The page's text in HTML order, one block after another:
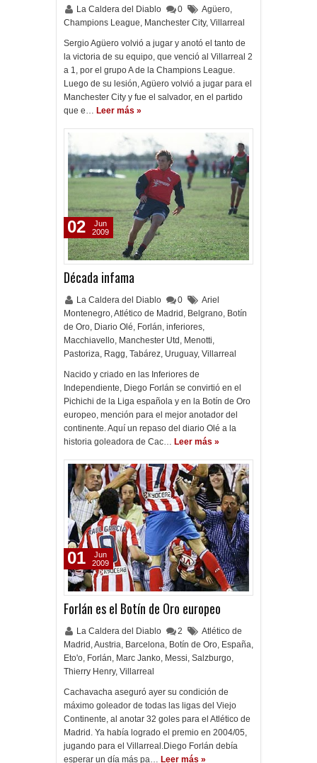
La Caldera del Diablo 0 Agüero,
Champions League, Manchester City, Villarreal
Sergio Agüero volvió a jugar y anotó el tanto de
la victoria de su equipo, que venció al Villarreal 2
a 1, por el grupo A de la Champions League.
Luego de su lesión, Agüero volvió a jugar para el
Manchester City y fue el salvador, en el partido
que e… Leer más »
Década infama
La Caldera del Diablo 0
Ariel
Montenegro,Atlético de Madrid , Belgrano, Botín
de Oro, Diario Olé, Forlán, inferiores,
Macchiavello, Manchester Utd , Menotti,
Pastoriza, Ragg, Tabárez, Uruguay, Villarreal
Nacido y criado en las Inferiores de
Independiente, Diego Forlán se convirtió en el
Pichichi de la Liga española y en la Botín de Oro
europeo, mención para el mejor anotador del
continente. Aquí un repaso del diario Olé a la
historia goleadora de Cac… Leer más »
02
Jun
2009
Forlán es el Botín de Oro europeo
La Caldera del Diablo 2
Atlético de
Madrid ,Austria, Barcelona, Botín de Oro, España,
Eto'o, Forlán, Marc Janko, Messi, Salzburgo,
Thierry Henry, Villarreal
Cachavacha aseguró ayer su condición de
máximo goleador de todas las ligas del Viejo
Continente, al anotar 32 goles para el Atlético de
Madrid. Ya había logrado el premio en 2004/05,
jugando para el Villarreal.Diego Forlán debía
esperar un día más pa… Leer más »
01
Jun
2009